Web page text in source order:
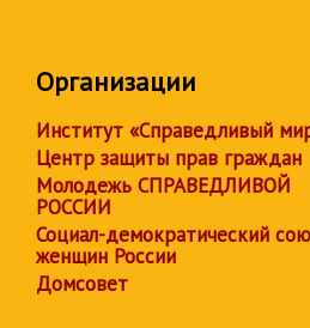
Организации
Институт «Справедливый
Центр защиты прав граждан
Молодежь СПРАВЕДЛИВОЙ
РОССИИ
Социал-демократический
женщин России
Домсовет